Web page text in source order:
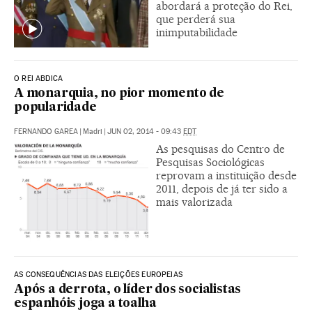
abordará a proteção do Rei,
que perderá sua
inimputabilidade
O REI ABDICA
A monarquia, no pior momento de
popularidade
FERNANDO GAREA | Madri | JUN 02, 2014 - 09:43 EDT
As pesquisas do Centro de
Pesquisas Sociológicas
reprovam a instituição desde
2011, depois de já ter sido a
mais valorizada
AS CONSEQUÊNCIAS DAS ELEIÇÕES EUROPEIAS
Após a derrota, o líder dos socialistas
espanhóis joga a toalha